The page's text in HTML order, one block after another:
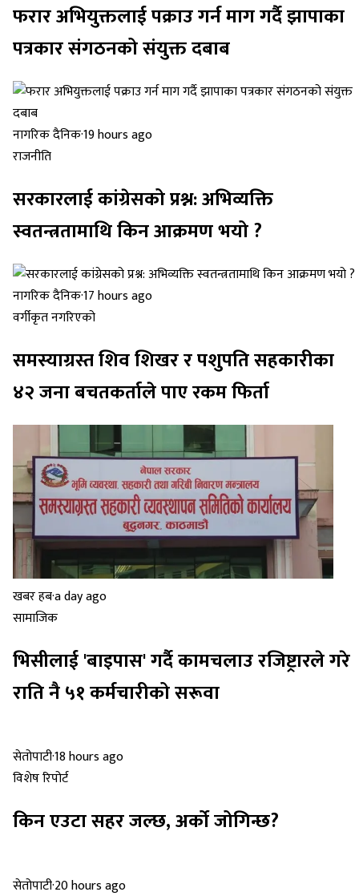
फरार अभियुक्तलाई पक्राउ गर्न माग गर्दै झापाका
पत्रकार संगठनको संयुक्त दबाब
नागरिक दैनिक·19 hours ago
राजनीति
सरकारलाई कांग्रेसको प्रश्न: अभिव्यक्ति
स्वतन्त्रतामाथि किन आक्रमण भयो ?
नागरिक दैनिक·17 hours ago
वर्गीकृत नगरिएको
समस्याग्रस्त शिव शिखर र पशुपति सहकारीका
४२ जना बचतकर्ताले पाए रकम फिर्ता
खबर हब·a day ago
सामाजिक
भिसीलाई 'बाइपास' गर्दै कामचलाउ रजिष्ट्रारले गरे
राति नै ५१ कर्मचारीको सरूवा